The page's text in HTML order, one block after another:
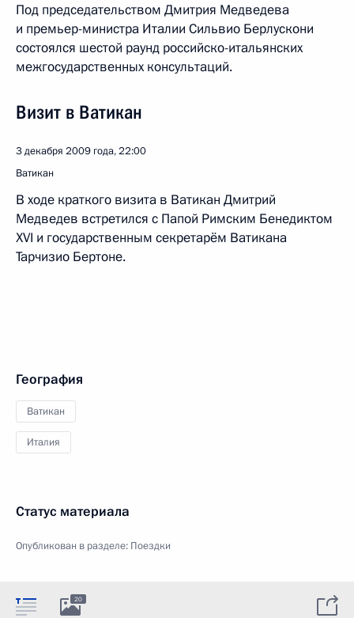
Под председательством Дмитрия Медведева
и премьер-министра Италии Сильвио Берлускони
состоялся шестой раунд российско-итальянских
межгосударственных консультаций.
Визит в Ватикан
3 декабря 2009 года, 22:00
Ватикан
В ходе краткого визита в Ватикан Дмитрий
Медведев встретился с Папой Римским Бенедиктом
XVI и государственным секретарём Ватикана
Тарчизио Бертоне.
География
Ватикан
Италия
Статус материала
Опубликован в разделе: Поездки
20